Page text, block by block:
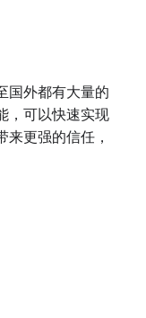
外都有大量的
，可以快速实现
更强的信任，